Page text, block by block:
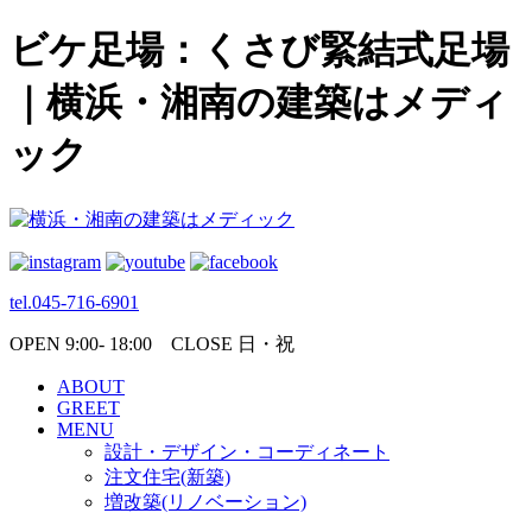
ビケ足場：くさび緊結式足場
｜横浜・湘南の建築はメディ
ック
tel.045-716-6901
OPEN 9:00- 18:00 CLOSE 日・祝
ABOUT
GREET
MENU
設計・デザイン・コーディネート
注文住宅(新築)
増改築(リノベーション)